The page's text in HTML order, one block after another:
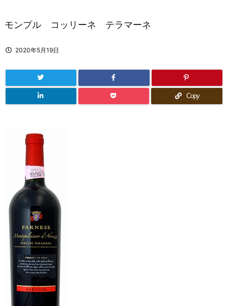
モンプル コッリーネ テラマーネ
2020年5月19日
Copy